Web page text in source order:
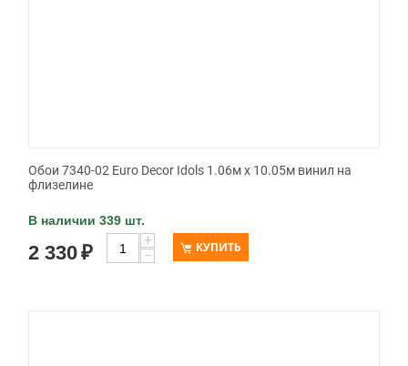
Обои 7340-02 Euro Decor Idols 1.06м x 10.05м винил на
флизелине
В наличии 339 шт.
2 330₽
+
−
КУПИТЬ